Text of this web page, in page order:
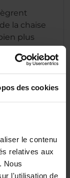
des cookies
le contenu
relatives aux
Nous
l'utilisation de
la chaise
plus